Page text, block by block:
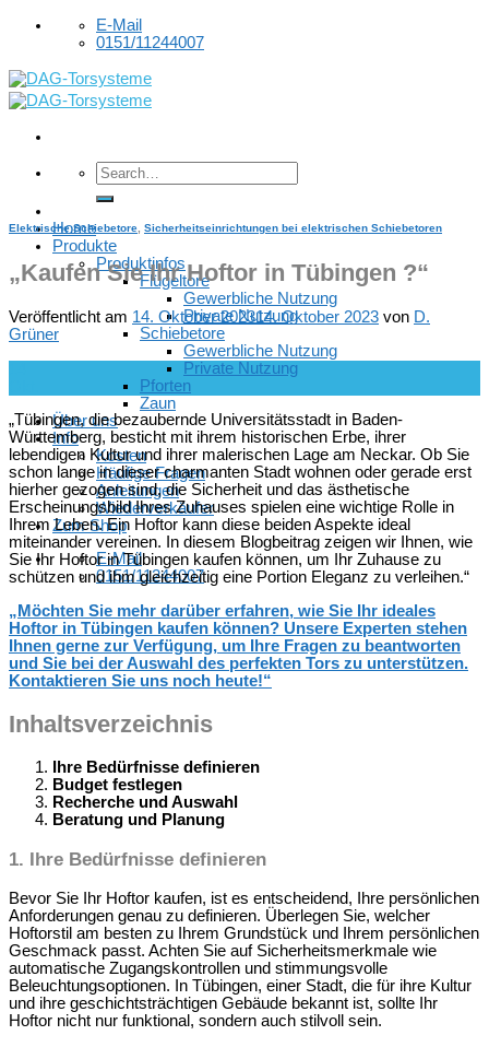
Skip
E-Mail
0151/11244007
Home
Produkte
Produktinfos
Flügeltore
Gewerbliche Nutzung
Private Nutzung
Schiebetore
Gewerbliche Nutzung
Private Nutzung
Pforten
Zaun
Über uns
Info
Kosten
Häufige Fragen
Anleitungen
Wiederverkäufer
Zum Shop
E-Mail
0151/11244007
Elektrische Schiebetore Sicherheitseinrichtungen bei elektrischen Schiebetoren
„Kaufen Sie Ihr Hoftor in Tübingen ?“
Veröffentlicht am 14. Oktober 202314. Oktober 2023 von D.
Grüner
„Tübingen, die bezaubernde Universitätsstadt in Baden-
Württemberg, besticht mit ihrem historischen Erbe, ihrer
lebendigen Kultur und ihrer malerischen Lage am Neckar. Ob Sie
schon lange in dieser charmanten Stadt wohnen oder gerade erst
hierher gezogen sind, die Sicherheit und das ästhetische
Erscheinungsbild Ihres Zuhauses spielen eine wichtige Rolle in
Ihrem Leben. Ein Hoftor kann diese beiden Aspekte ideal
miteinander vereinen. In diesem Blogbeitrag zeigen wir Ihnen, wie
Sie Ihr Hoftor in Tübingen kaufen können, um Ihr Zuhause zu
schützen und ihm gleichzeitig eine Portion Eleganz zu verleihen.“
„Möchten Sie mehr darüber erfahren, wie Sie Ihr ideales
Hoftor in Tübingen kaufen können? Unsere Experten stehen
Ihnen gerne zur Verfügung, um Ihre Fragen zu beantworten
und Sie bei der Auswahl des perfekten Tors zu unterstützen.
Kontaktieren Sie uns noch heute!“
Inhaltsverzeichnis
Ihre Bedürfnisse definieren
Budget festlegen
Recherche und Auswahl
Beratung und Planung
1. Ihre Bedürfnisse definieren
Bevor Sie Ihr Hoftor kaufen, ist es entscheidend, Ihre persönlichen
Anforderungen genau zu definieren. Überlegen Sie, welcher
Hoftorstil am besten zu Ihrem Grundstück und Ihrem persönlichen
Geschmack passt. Achten Sie auf Sicherheitsmerkmale wie
automatische Zugangskontrollen und stimmungsvolle
Beleuchtungsoptionen. In Tübingen, einer Stadt, die für ihre Kultur
und ihre geschichtsträchtigen Gebäude bekannt ist, sollte Ihr
Hoftor nicht nur funktional, sondern auch stilvoll sein.